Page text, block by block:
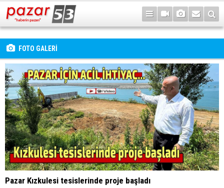
FOTO GALERİ
Pazar Kızkulesi tesislerinde proje başladı